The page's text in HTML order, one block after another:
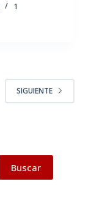
1
SIGUIENTE
Buscar